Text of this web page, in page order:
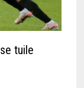
tuile